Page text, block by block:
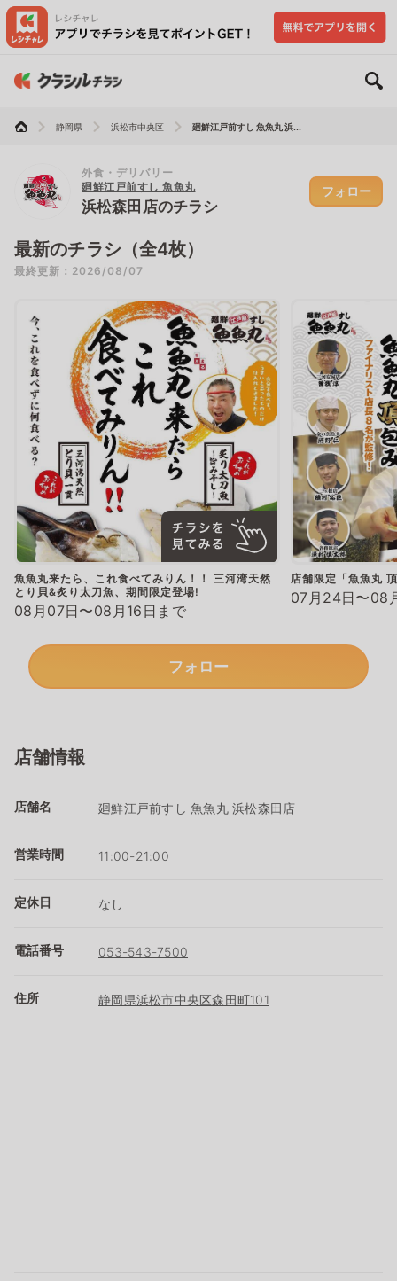
静岡県 浜松市中央区 廻鮮江戸前すし 魚魚丸 浜...
外食・デリバリー
廻鮮江戸前すし 魚魚丸
浜松森田店のチラシ
フォロー
最新のチラシ（全4枚）
最終更新：2026/08/07
魚魚丸来たら、これ食べてみりん！！ 三河湾天然
とり貝&炙り太刀魚、期間限定登場!
08月07日〜08月16日まで
店舗限定「魚魚丸
07月24日〜08
フォロー
店舗情報
店舗名 廻鮮江戸前すし 魚魚丸 浜松森田店
営業時間 11:00-21:00
定休日 なし
電話番号 053-543-7500
住所 静岡県浜松市中央区森田町101